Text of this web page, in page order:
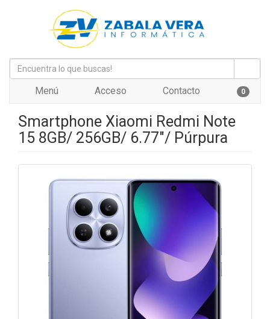
Menú Acceso Contacto 0
Smartphone Xiaomi Redmi Note
15 8GB/ 256GB/ 6.77"/ Púrpura